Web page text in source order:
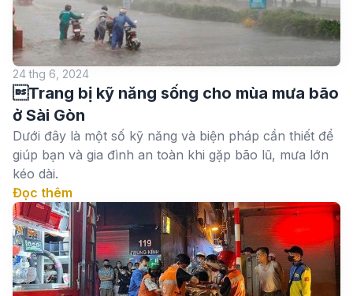
24 thg 6, 2024
Trang bị kỹ năng sống cho mùa mưa bão
ở Sài Gòn
Dưới đây là một số kỹ năng và biện pháp cần thiết để
giúp bạn và gia đình an toàn khi gặp bão lũ, mưa lớn
kéo dài.
Đọc thêm